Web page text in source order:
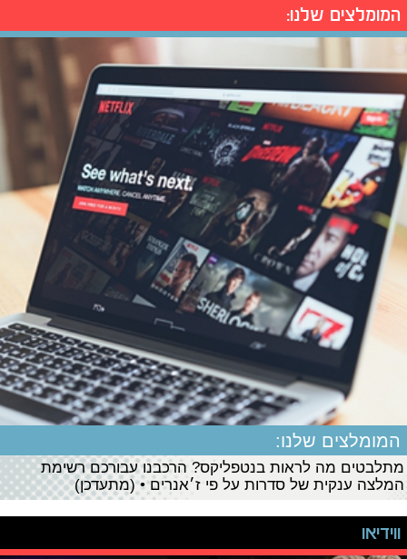
המומלצים שלנו:
המומלצים שלנו:
מתלבטים מה לראות בנטפליקס? הרכבנו עבורכם רשימת
המלצה ענקית של סדרות על פי ז׳אנרים • (מתעדכן)
ווידיאו